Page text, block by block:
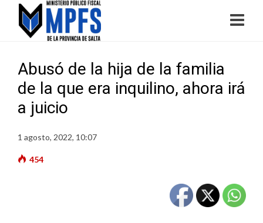
Abusó de la hija de la familia
de la que era inquilino, ahora irá
a juicio
1 agosto, 2022, 10:07
454